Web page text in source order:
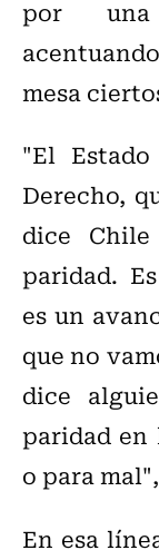
por una
mesa
"El
Derecho,
dice
paridad.
es un
que no
dice
paridad
o para
En esa